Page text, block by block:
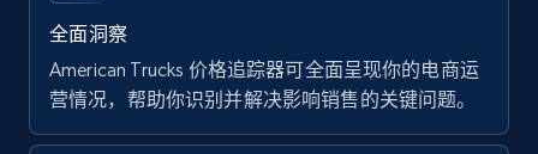
全面洞察
American Trucks 价格追踪器可全面呈现你的电商运
营情况，帮助你识别并解决影响销售的关键问题。